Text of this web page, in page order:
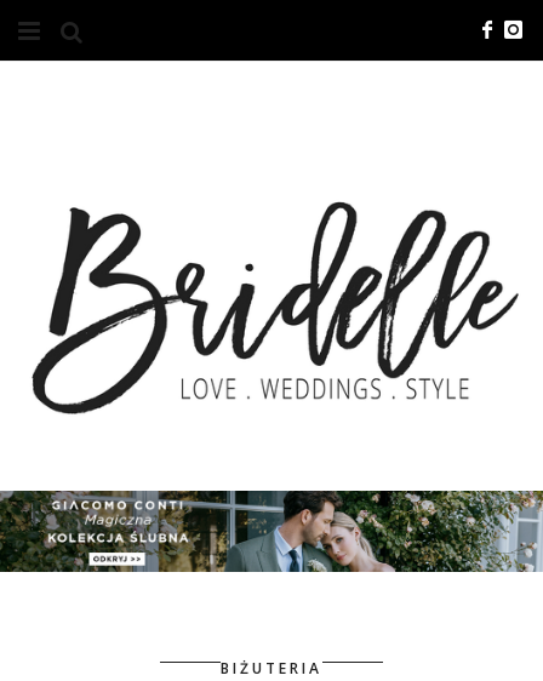
O NAS
KONTAKT
REKLAMA
ADVERTISING
ZGŁOSZENIA
BIŻUTERIA